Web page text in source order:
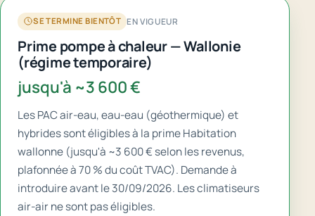
SE TERMINE BIENTÔT EN VIGUEUR
Prime pompe à chaleur — Wallonie
(régime temporaire)
jusqu'à ~3 600 €
Les PAC air-eau, eau-eau (géothermique) et
hybrides sont éligibles à la prime Habitation
wallonne (jusqu'à ~3 600 € selon les revenus,
plafonnée à 70 % du coût TVAC). Demande à
introduire avant le 30/09/2026. Les climatiseurs
air-air ne sont pas éligibles.